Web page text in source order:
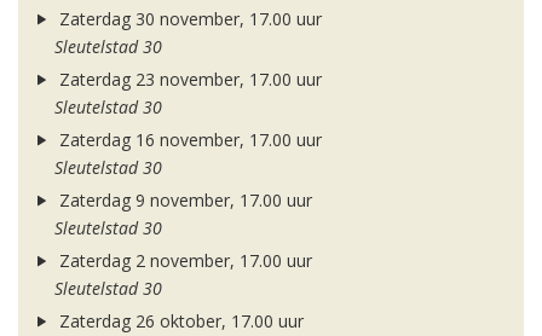
Zaterdag 30 november, 17.00 uur
Sleutelstad 30
Zaterdag 23 november, 17.00 uur
Sleutelstad 30
Zaterdag 16 november, 17.00 uur
Sleutelstad 30
Zaterdag 9 november, 17.00 uur
Sleutelstad 30
Zaterdag 2 november, 17.00 uur
Sleutelstad 30
Zaterdag 26 oktober, 17.00 uur